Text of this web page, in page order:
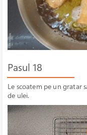
Pasul 18
Le scoatem pe un gratar
de ulei.